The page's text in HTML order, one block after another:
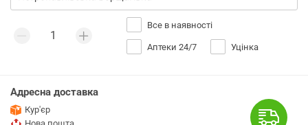
Все в наявності
Аптеки 24/7 Уцінка
Адресна доставка
Кур'єр